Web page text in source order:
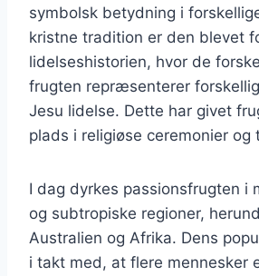
symbolsk betydning i
kristne tradition er den blevet
lidelseshistorien, hvor de
frugten repræsenterer
Jesu lidelse. Dette har givet
plads i religiøse ceremonier og
I dag dyrkes passionsfrugten i
og subtropiske regioner,
Australien og Afrika. Dens
i takt med, at flere mennesker